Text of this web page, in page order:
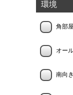
環境
角部屋
オー
南向き